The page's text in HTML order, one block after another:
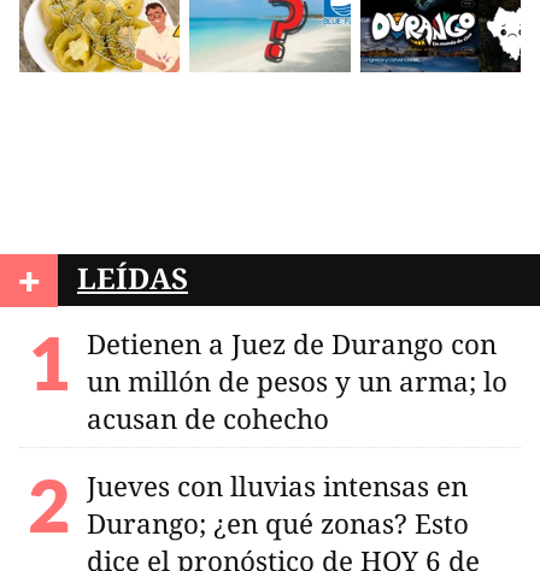
+ LEÍDAS
Detienen a Juez de Durango con
un millón de pesos y un arma; lo
acusan de cohecho
Jueves con lluvias intensas en
Durango; ¿en qué zonas? Esto
dice el pronóstico de HOY 6 de